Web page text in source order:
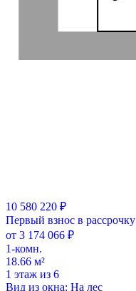
10 580 220 ₽
Первый взнос в рассрочку
от 3 174 066 ₽
1-комн.
18.66 м²
1 этаж из 6
Вид из окна: На лес